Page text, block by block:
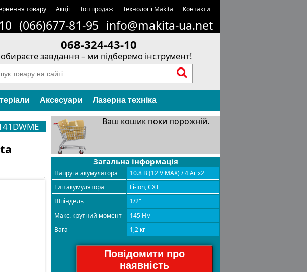
товару Акції Топ продаж Технології Makita Контакти
(066)677-81-95 info@makita-ua.net
068-324-43-10
завдання – ми підберемо інструмент!
Аксесуари Лазерна техніка
Ваш кошик поки порожній.
Загальна інформація
Напруга акумулятора
10.8 В (12 V MAX) / 4 Аг х2
Тип акумулятора
Li-ion, CXT
Шпіндель
1/2"
Макс. крутний момент
145 Нм
Вага
1,2 кг
Повідомити про
наявність